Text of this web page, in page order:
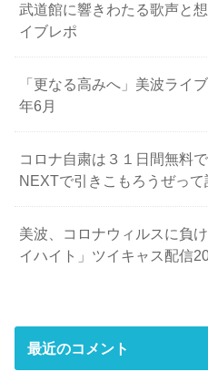
武道館に響きわたる歌声と
イブレポ
「更なる高みへ」美波ライ
年6月
コロナ自粛は３１日間無料
NEXTで引きこもろうぜって
美波、コロナウィルスに負
イハイト」ツイキャス配信
最近のコメント